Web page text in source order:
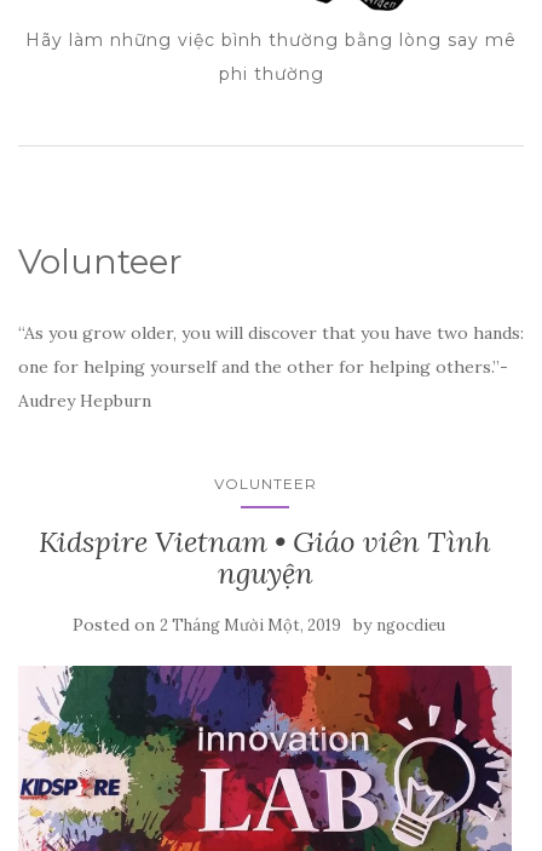
Hãy làm những việc bình thường bằng lòng say mê
phi thường
Volunteer
“As you grow older, you will discover that you have two hands:
one for helping yourself and the other for helping others.”-
Audrey Hepburn
VOLUNTEER
Kidspire Vietnam • Giáo viên Tình
nguyện
Posted on 2 Tháng Mười Một, 2019 by ngocdieu